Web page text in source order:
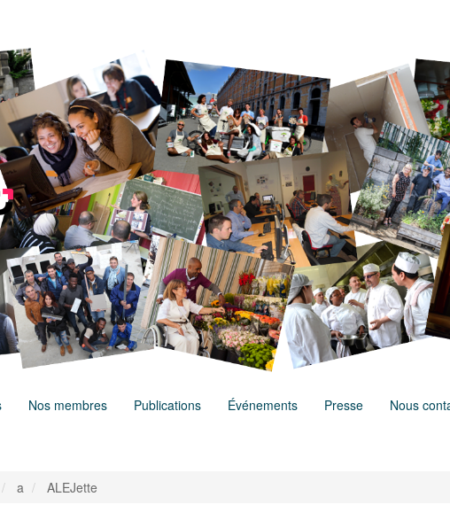
Nos membres Publications Événements Presse Nous
a ALEJette